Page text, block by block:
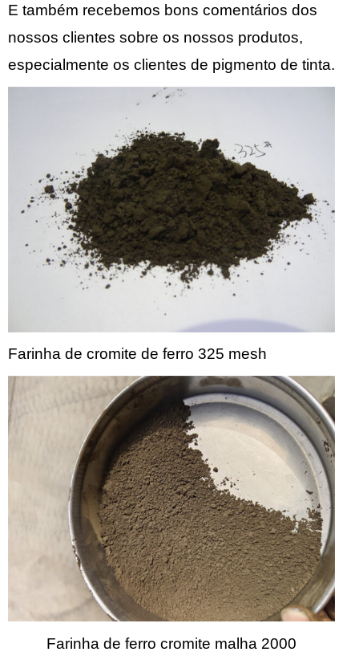
E também recebemos bons comentários dos
nossos clientes sobre os nossos produtos,
especialmente os clientes de pigmento de tinta.
Farinha de cromite de ferro 325 mesh
Farinha de ferro cromite malha 2000